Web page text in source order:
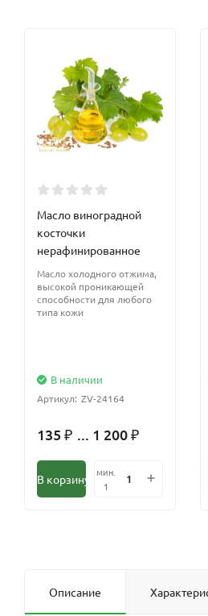
Масло виноградной
косточки
нерафинированное
Масло холодного отжима,
высокой проникающей
способности для любого
типа кожи
В наличии
Артикул: ZV-24164
135 ₽ ... 1 200 ₽
В корзину
мин.
1
Описание